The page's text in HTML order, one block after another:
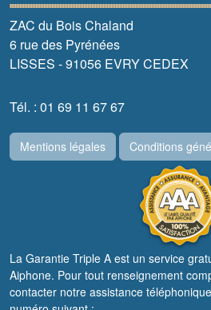
ZAC du Bois Chaland
6 rue des Pyrénées
LISSES - 91056 EVRY CEDEX
Tél. : 01 69 11 67 67
Mentions légales Conditions
La Garantie Triple A est un service
Aiphone. Pour tout renseignement
contacter notre assistance